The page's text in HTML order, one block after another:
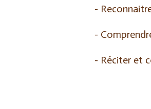
-
-
- Réciter et